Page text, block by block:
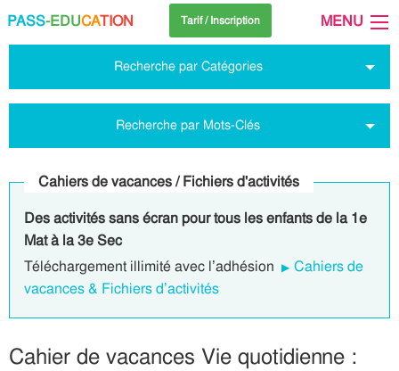
PASS-EDUCATION Tarif / Inscription MENU
Recherche par Catégories
Recherche par Mots-Clés
Cahiers de vacances / Fichiers d'activités
Des activités sans écran pour tous les enfants de la 1e
Mat à la 3e Sec
Téléchargement illimité avec l’adhésion
Cahiers de
vacances & Fichiers d’activités
Cahier de vacances Vie quotidienne :